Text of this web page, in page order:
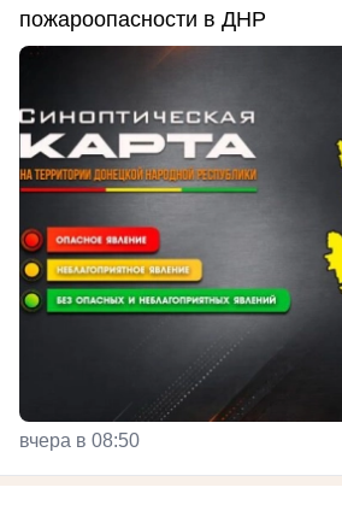
пожароопасности в ДНР
вчера в 08:50